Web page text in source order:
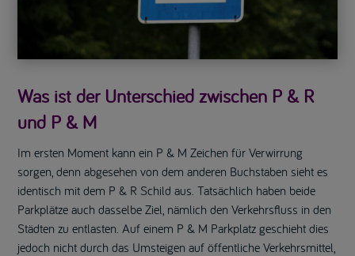
Was ist der Unterschied zwischen P & R
und P & M
Im ersten Moment kann ein P & M Zeichen für Verwirrung
sorgen, denn abgesehen von dem anderen Buchstaben sieht es
identisch mit dem P & R Schild aus. Tatsächlich haben beide
Parkplätze auch dasselbe Ziel, nämlich den Verkehrsfluss in den
Städten zu entlasten. Auf einem P & M Parkplatz geschieht dies
jedoch nicht durch das Umsteigen auf öffentliche Verkehrsmittel,